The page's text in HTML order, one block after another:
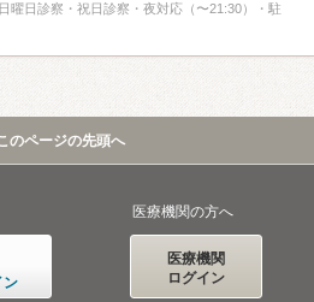
曜日診察・祝日診察・夜対応（〜21:30）・駐
のページの先頭へ
ン
医療機関の方へ
医療機関
ログイン